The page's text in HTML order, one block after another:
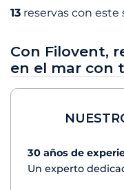
13 reservas con este
Con Filovent,
en el mar con
30 años de
Un experto